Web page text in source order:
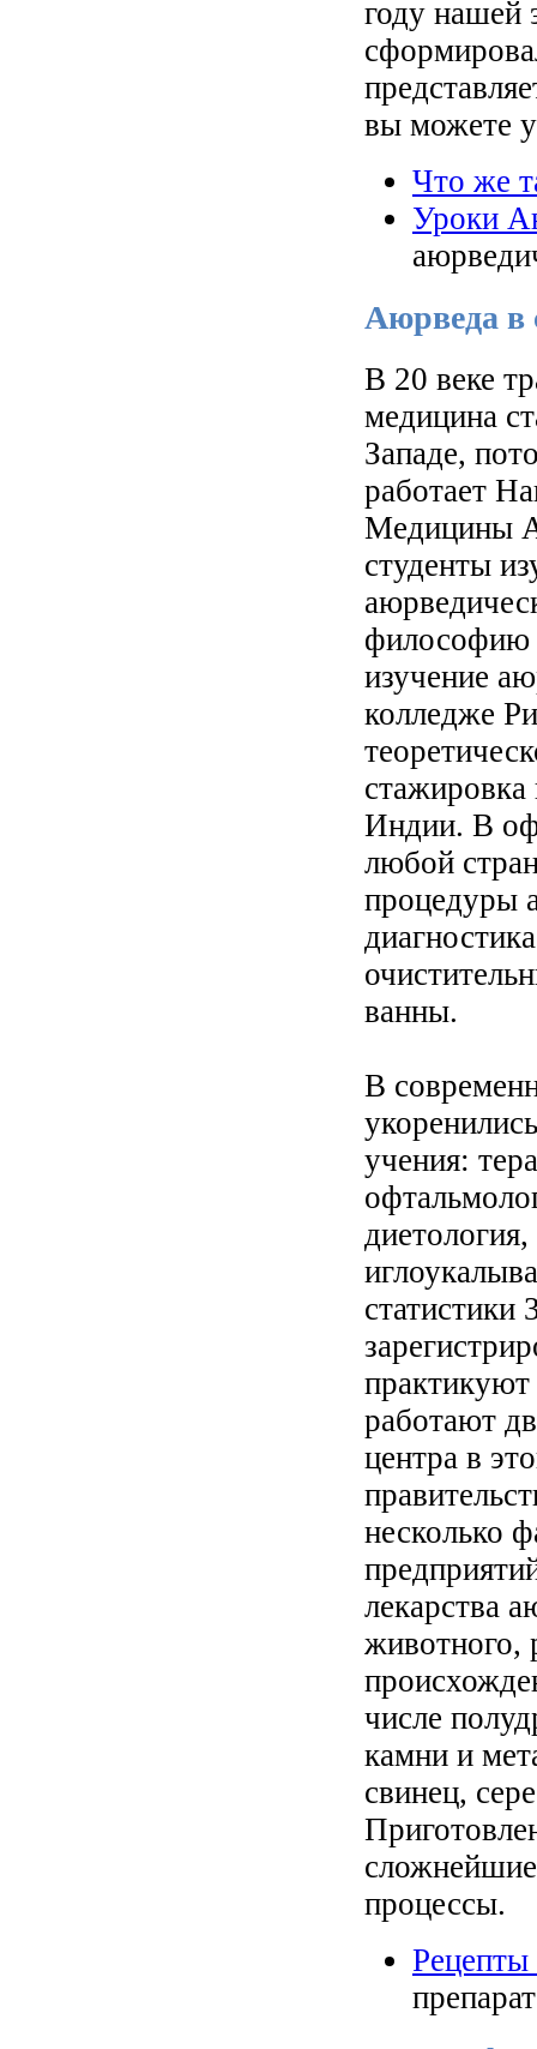
году нашей
вы можете
Что же
Уроки
Аюрведа в
В 20 веке
медицина
Западе,
работает
Медицины
студенты
философию
изучение
колледже
стажировка
Индии. В
любой
процедуры
ванны.
В
учения:
статистики
работают
центра в
несколько
лекарства
животного,
числе
камни и
свинец,
процессы.